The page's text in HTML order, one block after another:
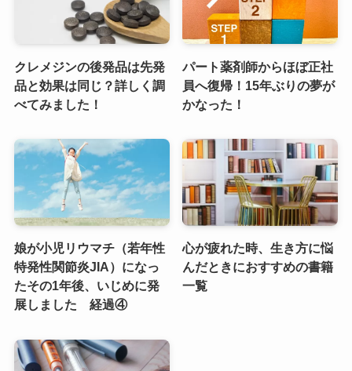
クレメジンの後発品は先発
品と効果は同じ？詳しく調
べてみました！
パート薬剤師からほぼ正社
員へ復帰！15年ぶりの夢が
かなった！
娘が小児リウマチ（若年性
特発性関節炎JIA）になっ
たその1年後、いじめに発
展しました 経過④
心が疲れた時、生き方に悩
んだときにおすすめの書籍
一覧